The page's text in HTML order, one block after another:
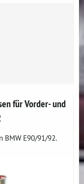
für Vorder- und
BMW E90/91/92.